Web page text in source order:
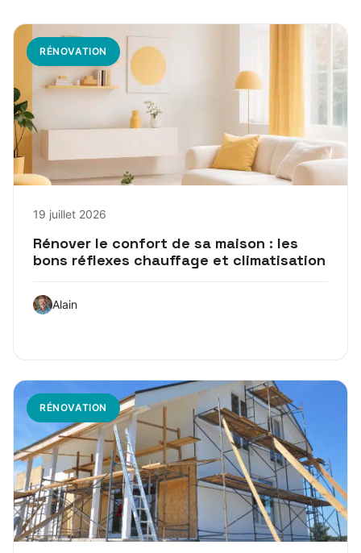
RÉNOVATION
19 juillet 2026
Rénover le confort de sa maison : les
bons réflexes chauffage et climatisation
Alain
RÉNOVATION